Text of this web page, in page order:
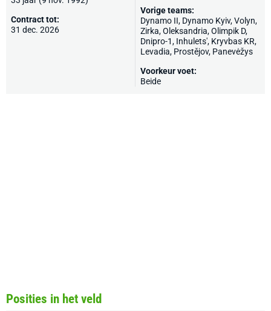
Contract tot:
31 dec. 2026
Vorige teams:
Dynamo II, Dynamo Kyiv, Volyn,
Zirka,Oleksandria, Olimpik D,
Dnipro-1, Inhulets', Kryvbas KR,
Levadia, Prostějov, Panevėžys
Voorkeur voet:
Beide
Posities in het veld